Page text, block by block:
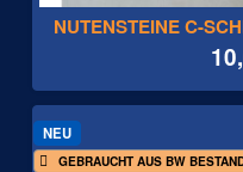
NUTENSTEINE C-
NEU
GEBRAUCHT AUS BW